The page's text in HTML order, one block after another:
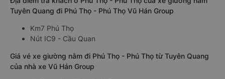
Tuyên Quang đi Phú Thọ - Phú Thọ Vũ Hán Group
Km7 Phú Thọ
Nút IC9 - Cầu Quan
Giá vé xe giường nằm đi Phú Thọ - Phú Thọ từ Tuyên Quang
của nhà xe Vũ Hán Group